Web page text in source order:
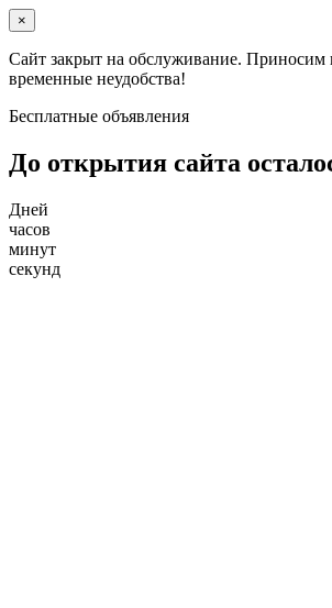
×
Сайт закрыт на обслуживание. Приносим
временные неудобства!
Бесплатные объявления
До открытия сайта
Дней
часов
минут
секунд